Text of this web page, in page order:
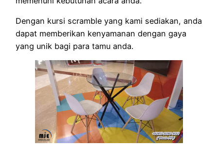
Dengan kursi scramble yang kami sediakan, anda
dapat memberikan kenyamanan dengan gaya
yang unik bagi para tamu anda.